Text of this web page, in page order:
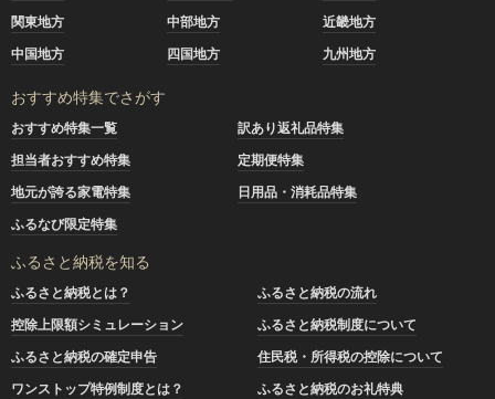
関東地方
中部地方
近畿地方
中国地方
四国地方 九州地方
おすすめ特集でさがす
おすすめ特集一覧
訳あり返礼品特集
担当者おすすめ特集
定期便特集
地元が誇る家電特集
日用品・消耗品特集
ふるなび限定特集
ふるさと納税を知る
ふるさと納税とは？
ふるさと納税の流れ
控除上限額シミュレーション
ふるさと納税制度について
ふるさと納税の確定申告
住民税・所得税の控除について
ワンストップ特例制度とは？
ふるさと納税のお礼特典